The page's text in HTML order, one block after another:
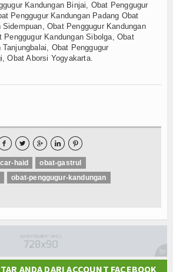
Kandungan Binjai, Obat Penggugur
Penggugur Kandungan Padang Obat
Sidempuan, Obat Penggugur Kandungan
Penggugur Kandungan Sibolga, Obat
Tanjungbalai, Obat Penggugur
Obat Aborsi Yogyakarta.
    
haid
obat-gastrul
obat-penggugur-kandungan
ANDA DARI ACCOUNT FACEBOOK